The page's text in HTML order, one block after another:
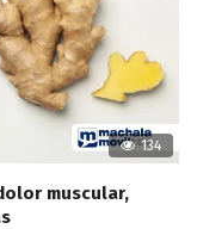
134
muscular,